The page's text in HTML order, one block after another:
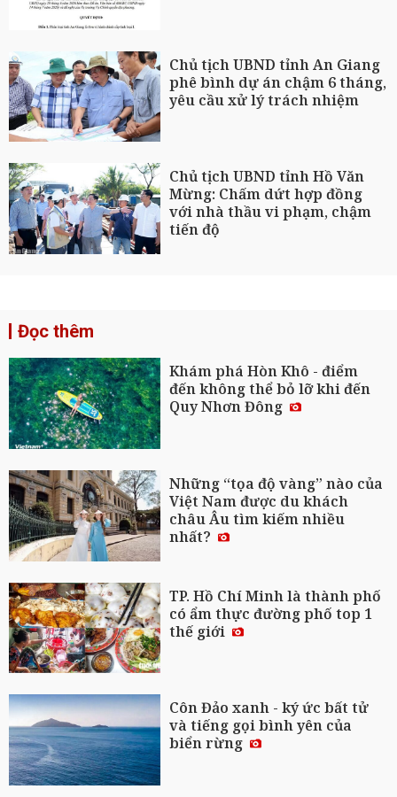
Chủ tịch UBND tỉnh An Giang
phê bình dự án chậm 6 tháng,
yêu cầu xử lý trách nhiệm
Chủ tịch UBND tỉnh Hồ Văn
Mừng: Chấm dứt hợp đồng
với nhà thầu vi phạm, chậm
tiến độ
Đọc thêm
Khám phá Hòn Khô - điểm
đến không thể bỏ lỡ khi đến
Quy Nhơn Đông
Những “tọa độ vàng” nào của
Việt Nam được du khách
châu Âu tìm kiếm nhiều
nhất?
TP. Hồ Chí Minh là thành phố
có ẩm thực đường phố top 1
thế giới
Côn Đảo xanh - ký ức bất tử
và tiếng gọi bình yên của
biển rừng